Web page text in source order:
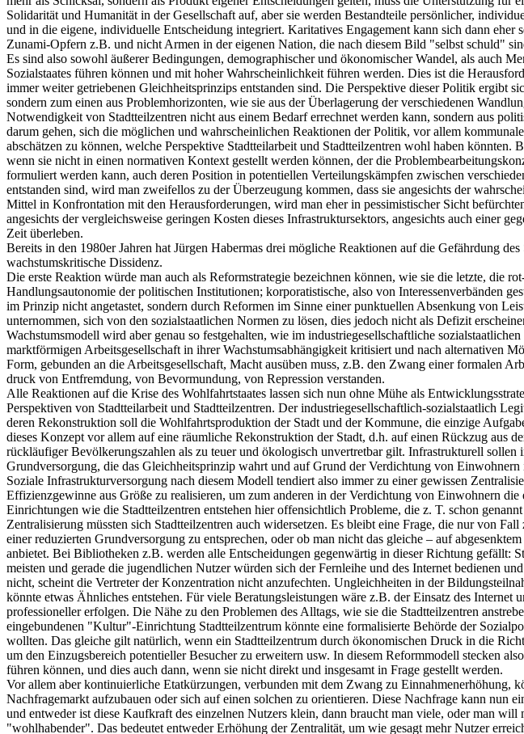
Solidarität und Humanität in der Gesellschaft auf, aber sie werden Bestandteile persönlicher,
und in die eigene, individuelle Entscheidung integriert. Karitatives Engagement kann sich dann
Zunami-Opfern z.B. und nicht Armen in der eigenen Nation, die nach diesem Bild "selbst schuld"
Es sind also sowohl äußerer Bedingungen, demographischer und ökonomischer Wandel, als auch
Sozialstaates führen können und mit hoher Wahrscheinlichkeit führen werden. Dies ist die
immer weiter getriebenen Gleichheitsprinzips entstanden sind. Die Perspektive dieser Politik ergibt
sondern zum einen aus Problemhorizonten, wie sie aus der Überlagerung der verschiedenen
Notwendigkeit von Stadtteilzentren nicht aus einem Bedarf errechnet werden kann, sondern aus
darum gehen, sich die möglichen und wahrscheinlichen Reaktionen der Politik, vor allem
abschätzen zu können, welche Perspektive Stadtteilarbeit und Stadtteilzentren wohl haben
wenn sie nicht in einen normativen Kontext gestellt werden können, der die
formuliert werden kann, auch deren Position in potentiellen Verteilungskämpfen zwischen
entstanden sind, wird man zweifellos zu der Überzeugung kommen, dass sie angesichts der
Mittel in Konfrontation mit den Herausforderungen, wird man eher in pessimistischer Sicht
angesichts der vergleichsweise geringen Kosten dieses Infrastruktursektors, angesichts auch einer
Zeit überleben.
Bereits in den 1980er Jahren hat Jürgen Habermas drei mögliche Reaktionen auf die Gefährdung
wachstumskritische Dissidenz.
Die erste Reaktion würde man auch als Reformstrategie bezeichnen können, wie sie die letzte, die
Handlungsautonomie der politischen Institutionen; korporatistische, also von Interessenverbänden
im Prinzip nicht angetastet, sondern durch Reformen im Sinne einer punktuellen Absenkung von
unternommen, sich von den sozialstaatlichen Normen zu lösen, dies jedoch nicht als Defizit
Wachstumsmodell wird aber genau so festgehalten, wie im industriegesellschaftliche
marktförmigen Arbeitsgesellschaft in ihrer Wachstumsabhängigkeit kritisiert und nach alternativen
Form, gebunden an die Arbeitsgesellschaft, Macht ausüben muss, z.B. den Zwang einer formalen
druck von Entfremdung, von Bevormundung, von Repression verstanden.
Alle Reaktionen auf die Krise des Wohlfahrtstaates lassen sich nun ohne Mühe als
Perspektiven von Stadtteilarbeit und Stadtteilzentren. Der industriegesellschaftlich-sozialstaatlich
deren Rekonstruktion soll die Wohlfahrtsproduktion der Stadt und der Kommune, die einzige
dieses Konzept vor allem auf eine räumliche Rekonstruktion der Stadt, d.h. auf einen Rückzug aus
rückläufiger Bevölkerungszahlen als zu teuer und ökologisch unvertretbar gilt. Infrastrukturell
Grundversorgung, die das Gleichheitsprinzip wahrt und auf Grund der Verdichtung von
Soziale Infrastrukturversorgung nach diesem Modell tendiert also immer zu einer gewissen
Effizienzgewinne aus Größe zu realisieren, um zum anderen in der Verdichtung von Einwohnern
Einrichtungen wie die Stadtteilzentren entstehen hier offensichtlich Probleme, die z. T. schon
Zentralisierung müssten sich Stadtteilzentren auch widersetzen. Es bleibt eine Frage, die nur von
einer reduzierten Grundversorgung zu entsprechen, oder ob man nicht das gleiche – auf
anbietet. Bei Bibliotheken z.B. werden alle Entscheidungen gegenwärtig in dieser Richtung gefällt:
meisten und gerade die jugendlichen Nutzer würden sich der Fernleihe und des Internet bedienen
nicht, scheint die Vertreter der Konzentration nicht anzufechten. Ungleichheiten in der
könnte etwas Ähnliches entstehen. Für viele Beratungsleistungen wäre z.B. der Einsatz des
professioneller erfolgen. Die Nähe zu den Problemen des Alltags, wie sie die Stadtteilzentren
eingebundenen "Kultur"-Einrichtung Stadtteilzentrum könnte eine formalisierte Behörde der
wollten. Das gleiche gilt natürlich, wenn ein Stadtteilzentrum durch ökonomischen Druck in die
um den Einzugsbereich potentieller Besucher zu erweitern usw. In diesem Reformmodell stecken
führen können, und dies auch dann, wenn sie nicht direkt und insgesamt in Frage gestellt werden.
Vor allem aber kontinuierliche Etatkürzungen, verbunden mit dem Zwang zu Einnahmenerhöhung,
Nachfragemarkt aufzubauen oder sich auf einen solchen zu orientieren. Diese Nachfrage kann
und entweder ist diese Kaufkraft des einzelnen Nutzers klein, dann braucht man viele, oder man
"wohlhabender". Das bedeutet entweder Erhöhung der Zentralität, um wie gesagt mehr Nutzer